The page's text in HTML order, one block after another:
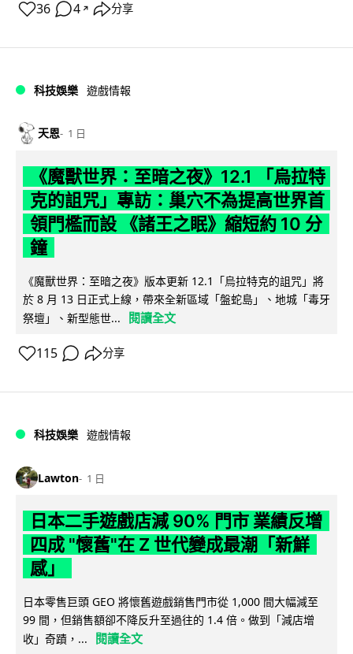
36 4 ↗ 分享
科技娛樂 遊戲情報
天恩 1 日
《魔獸世界：至暗之夜》12.1 「烏拉特
克的詛咒」專訪：巢穴不為提高世界首
領門檻而設 《諸王之眠》縮短約 10 分
鐘
《魔獸世界：至暗之夜》版本更新 12.1「烏拉特克的詛咒」將
於 8 月 13 日正式上線，帶來全新區域「盤蛇島」、地城「毒牙
祭壇」、新型態世...
閱讀全文
115 分享
科技娛樂 遊戲情報
Lawton 1 日
日本二手遊戲店減 90% 門市 業績反增
四成 "懷舊"在 Z 世代變成最潮「新鮮
感」
日本零售巨頭 GEO 將懷舊遊戲銷售門市從 1,000 間大幅減至
99 間，但銷售額卻不降反升至過往的 1.4 倍。做到「減店增
收」奇蹟，...
閱讀全文